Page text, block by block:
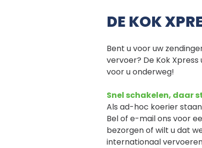
DE KOK
Bent u voor uw
vervoer? De Kok
voor u onderweg!
Snel schakelen, daar
Als ad-hoc koerier
Bel of e-mail ons voor
bezorgen of wilt u dat
internationaal